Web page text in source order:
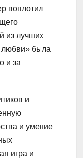
воплотил
из лучших
любви» была
и за
и
и умение
игра и